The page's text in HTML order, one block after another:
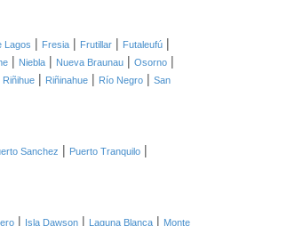
Lagos | Fresia | Frutillar | Futaleufú |
| Niebla | Nueva Braunau | Osorno |
Riñihue | Riñinahue | Río Negro | San
Sanchez | Puerto Tranquilo |
| Isla Dawson | Laguna Blanca | Monte